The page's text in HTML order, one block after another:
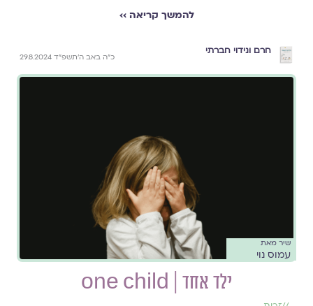
להמשך קריאה ››
חרם ונידוי חברתי
כ״ה באב ה׳תשפ״ד 29.8.2024
שיר מאת
עמוס נוי
ילד אחד | one child